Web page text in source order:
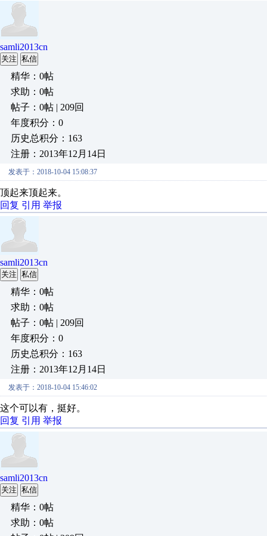
samli2013cn
关注 私信
精华：0帖
求助：0帖
帖子：0帖 | 209回
年度积分：0
历史总积分：163
注册：2013年12月14日
发表于：2018-10-04 15:08:37
顶起来顶起来。
回复 引用 举报
samli2013cn
关注 私信
精华：0帖
求助：0帖
帖子：0帖 | 209回
年度积分：0
历史总积分：163
注册：2013年12月14日
发表于：2018-10-04 15:46:02
这个可以有，挺好。
回复 引用 举报
samli2013cn
关注 私信
精华：0帖
求助：0帖